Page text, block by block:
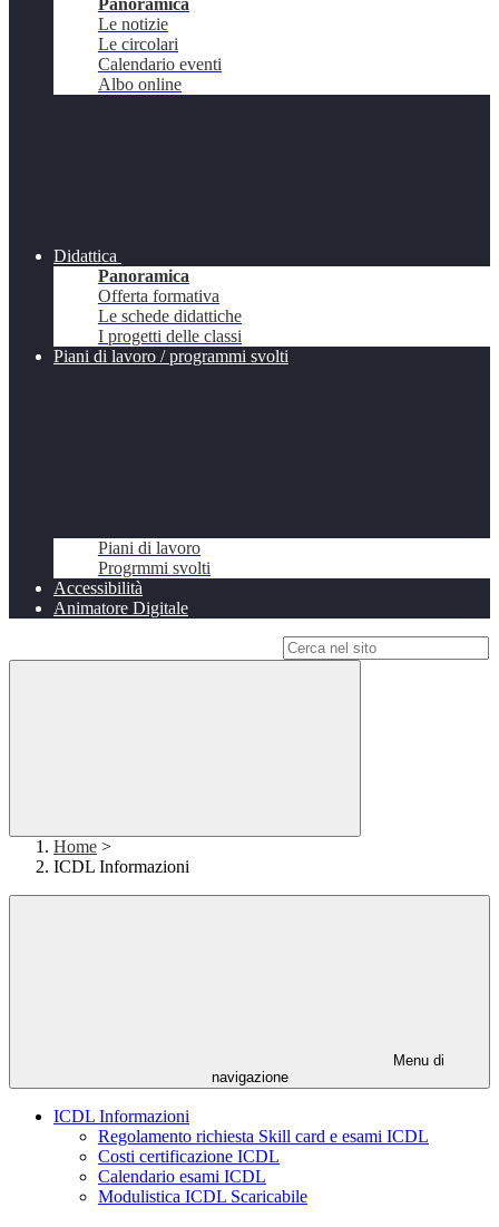
Panoramica
Le notizie
Le circolari
Calendario eventi
Albo online
Didattica
Panoramica
Offerta formativa
Le schede didattiche
I progetti delle classi
Piani di lavoro / programmi svolti
Piani di lavoro
Progrmmi svolti
Accessibilità
Animatore Digitale
Home >
ICDL Informazioni
Menu di
navigazione
ICDL Informazioni
Regolamento richiesta Skill card e esami ICDL
Costi certificazione ICDL
Calendario esami ICDL
Modulistica ICDL Scaricabile